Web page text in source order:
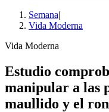
Semana|
Vida Moderna
Vida Moderna
Estudio
manipular a las
maullido y el